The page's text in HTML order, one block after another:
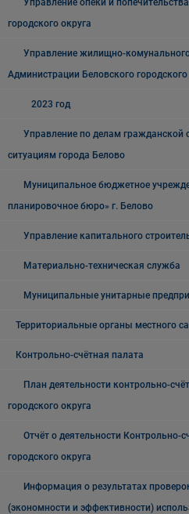
Управление опеки и
городского округа
Управление жилищно-
Администрации Беловского городского
2023 год
Управление по делам
ситуациям города Белово
Муниципальное бюджетное
планировочное бюро» г. Белово
Управление капитального
Материально-техническая служба
Муниципальные унитарные
Территориальные органы местного
Контрольно-счётная палата
План деятельности контрольно-
городского округа
Отчёт о деятельности Контрольно-
городского округа
Информация о результатах
(экономности и эффективности)